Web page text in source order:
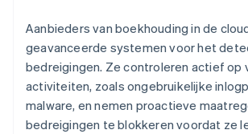
Aanbieders van boekhouding in de
geavanceerde systemen voor het
bedreigingen. Ze controleren actief op
activiteiten, zoals ongebruikelijke
malware, en nemen proactieve
bedreigingen te blokkeren voordat ze